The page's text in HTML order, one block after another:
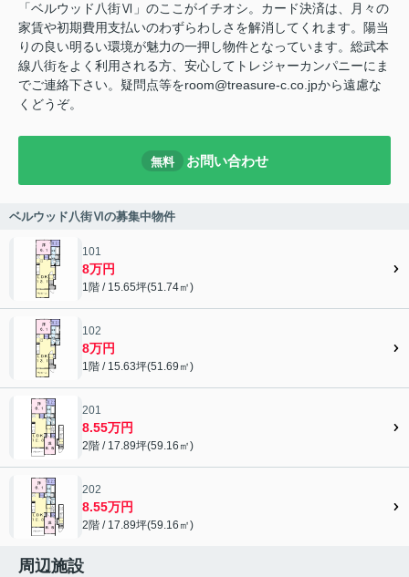
「ベルウッド八街Ⅵ」のここがイチオシ。カード決済は、月々の
家賃や初期費用支払いのわずらわしさを解消してくれます。陽当
りの良い明るい環境が魅力の一押し物件となっています。総武本
線八街をよく利用される方、安心してトレジャーカンパニーにま
でご連絡下さい。疑問点等をroom@treasure-c.co.jpから遠慮な
くどうぞ。
無料 お問い合わせ
ベルウッド八街Ⅵの募集中物件
101
8万円
1階 / 15.65坪(51.74㎡)
102
8万円
1階 / 15.63坪(51.69㎡)
201
8.55万円
2階 / 17.89坪(59.16㎡)
202
8.55万円
2階 / 17.89坪(59.16㎡)
周辺施設